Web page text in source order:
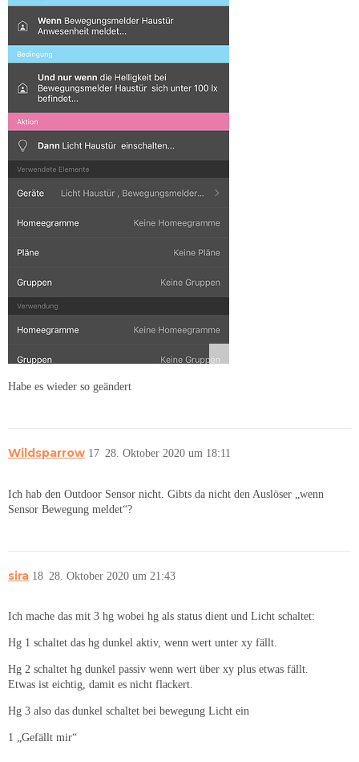
Habe es wieder so geändert
Wildsparrow 28. Oktober 2020 um 18:11
17
Ich hab den Outdoor Sensor nicht. Gibts da nicht den Auslöser „wenn
Sensor Bewegung meldet“?
sira 28. Oktober 2020 um 21:43
18
Ich mache das mit 3 hg wobei hg als status dient und Licht schaltet:
Hg 1 schaltet das hg dunkel aktiv, wenn wert unter xy fällt.
Hg 2 schaltet hg dunkel passiv wenn wert über xy plus etwas fällt.
Etwas ist eichtig, damit es nicht flackert.
Hg 3 also das dunkel schaltet bei bewegung Licht ein
1 „Gefällt mir“